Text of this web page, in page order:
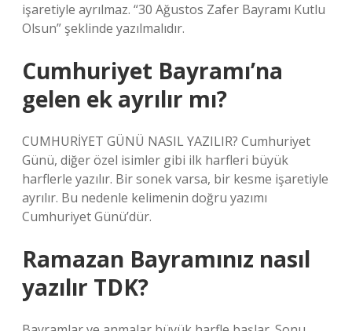
işaretiyle ayrılmaz. “30 Ağustos Zafer Bayramı Kutlu
Olsun” şeklinde yazılmalıdır.
Cumhuriyet Bayramı’na
gelen ek ayrılır mı?
CUMHURİYET GÜNÜ NASIL YAZILIR? Cumhuriyet
Günü, diğer özel isimler gibi ilk harfleri büyük
harflerle yazılır. Bir sonek varsa, bir kesme işaretiyle
ayrılır. Bu nedenle kelimenin doğru yazımı
Cumhuriyet Günü’dür.
Ramazan Bayramınız nasıl
yazılır TDK?